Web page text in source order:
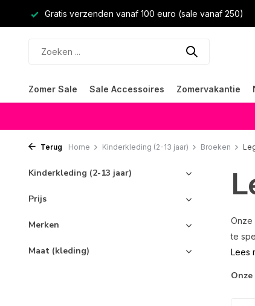
Gratis verzenden vanaf 100 euro (sale vanaf 250)
Zomer Sale Sale Accessoires Zomervakantie
Terug Home Kinderkleding (2-13 jaar) Broeken
Kinderkleding (2-13 jaar)
Prijs
Merken
Maat (kleding)
Onze
te
Lees